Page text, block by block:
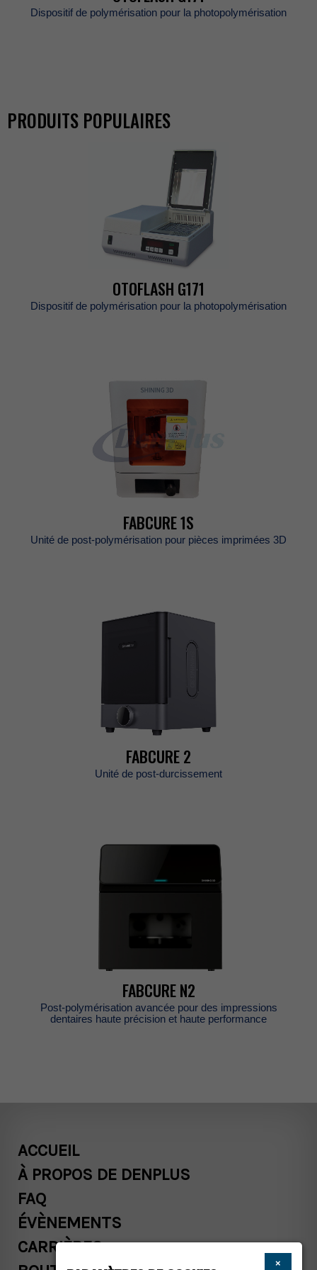
Dispositifdepolymérisationpourlaphotopolymérisation
PRODUITSPOPULAIRES
OTOFLASHG171
Dispositifdepolymérisationpourlaphotopolymérisation
FABCURE1S
Unitédepost-polymérisationpourpiècesimprimées3D
FABCURE2
Unitédepost-durcissement
FABCUREN2
Post-polymérisationavancéepourdesimpressions
dentaireshauteprécisionethauteperformance
ACCUEIL
ÀPROPOSDEDENPLUS
FAQ
ÉVÈNEMENTS
CARRIÈRES
×